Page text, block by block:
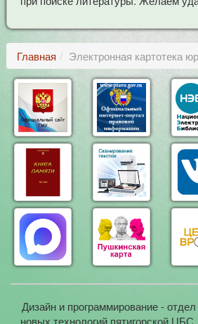
Главная Электронная картотека
Дизайн и программирование -